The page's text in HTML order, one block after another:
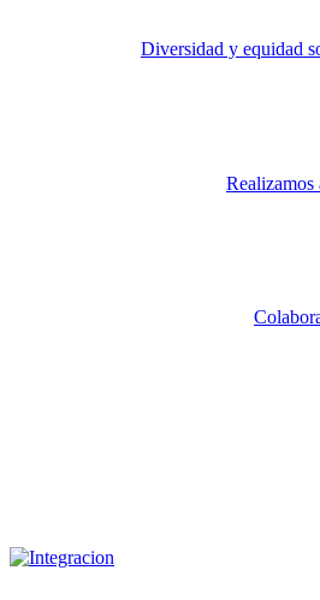
Diversidad y equidad